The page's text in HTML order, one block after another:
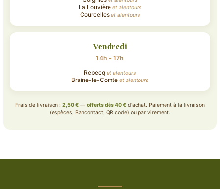
La Louvière et alentours
Courcelles et alentours
Vendredi
14h – 17h
Rebecq et alentours
Braine-le-Comte et alentours
Frais de livraison : 2,50 € — offerts dès 40 € d'achat. Paiement à la livraison
(espèces, Bancontact, QR code) ou par virement.